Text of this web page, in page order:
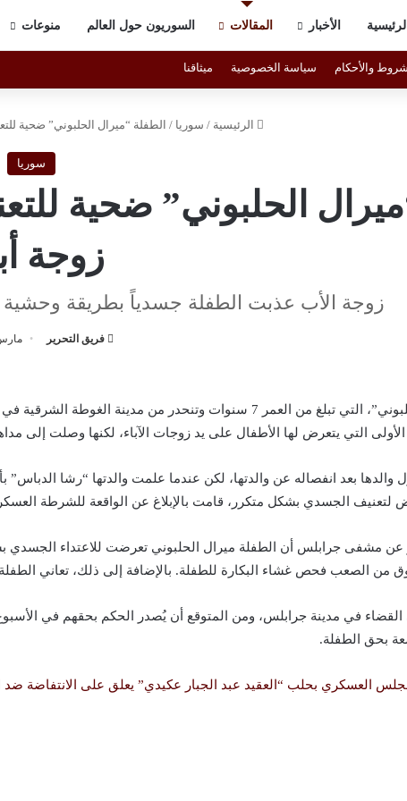
الرئيسية الأخبار المقالات السوريون حول العالم منوعات
والأحكام سياسة الخصوصية ميثاقنا
الرئيسية / سوريا / الطفلة “ميرال الحلبوني” ضحية
سوريا
الحلبوني” ضحية
زوجة
زوجة الأب عذبت الطفلة جسدياً بطريقة
فريق التحرير مارس 9,
تعرضت الطفلة “ميرال الحلبوني”، التي تبلغ من العمر 7
التي يتعرض لها الأطفال على يد زوجات الآباء، لكنها وصلت إلى
بعد انفصاله عن والدتها، لكن عندما علمت والدتها “رشا
لتعنيف الجسدي بشكل متكرر، قامت بالإبلاغ عن الواقعة
عن مشفى جرابلس أن الطفلة ميرال الحلبوني تعرضت للاعتداء الجسدي
من الصعب فحص غشاء البكارة للطفلة. بالإضافة إلى ذلك، تعاني
في مدينة جرابلس، ومن المتوقع أن يُصدر الحكم بحقهم في
بحق الطفلة.
العسكري بحلب “العقيد عبد الجبار عكيدي” يعلق على الانتفاضة ضد